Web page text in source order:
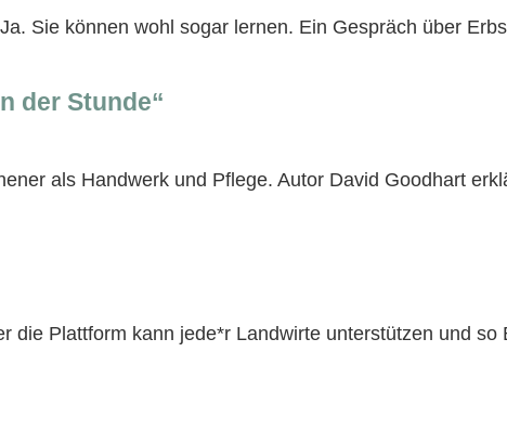
Sie können wohl sogar lernen. Ein Gespräch über
der Stunde“
als Handwerk und Pflege. Autor David Goodhart
die Plattform kann jede*r Landwirte unterstützen und so